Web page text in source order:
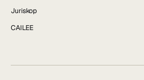
Juriskop
CAILEE